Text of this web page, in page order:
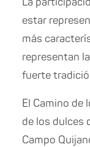
estar
más
representan
fuerte
El Camino de
de los dulces
Campo